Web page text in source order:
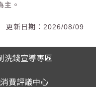
主。
2026/08/09
洗錢宣導專區
費評議中心